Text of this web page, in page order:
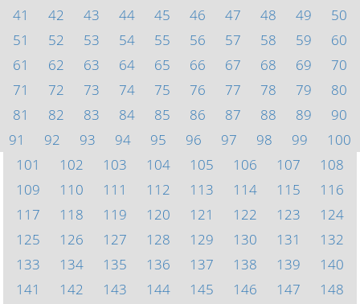
41
42 43 44 45 46 47 48 49
50
51
52 53 54 55 56 57 58 59
60
61
62 63 64 65 66 67 68 69
70
71
72 73 74 75 76 77 78 79
80
81
82 83 84 85 86 87 88 89
90
91
92 93 94 95 96 97 98 99
100
101
102 103 104 105 106 107
108
109
110 111 112 113 114 115
116
117
118 119 120 121 122 123
124
125
126 127 128 129 130 131
132
133
134 135 136 137 138 139
140
141
142 143 144 145 146 147
148